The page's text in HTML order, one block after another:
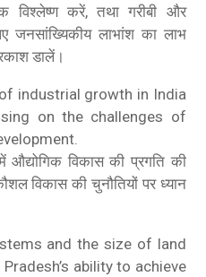
विश्लेष्ण करें, तथा गरीबी और
लाभांश का लाभ
डालें।
industrial growth in India
on the challenges of
विकास की प्रगति की
विकास की चुनौतियों पर ध्यान
and the size of land
ability to achieve